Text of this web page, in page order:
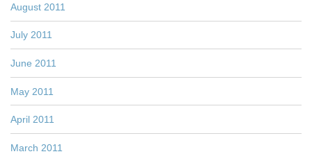
August 2011
July 2011
June 2011
May 2011
April 2011
March 2011